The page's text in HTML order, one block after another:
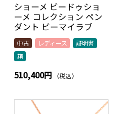
ショーメ ビードゥショ
ーメ コレクション ペン
ダント ビーマイラブ
中古 レディース
証明書
箱
510,400円 （税込）